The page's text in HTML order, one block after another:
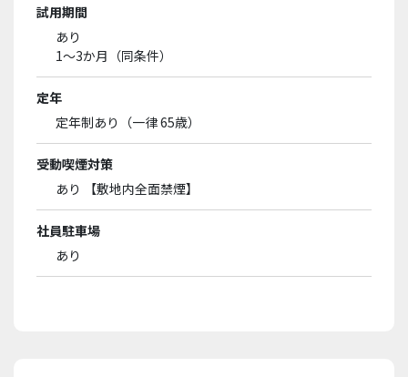
試用期間
あり
1～3か月（同条件）
定年
定年制あり（一律 65歳）
受動喫煙対策
あり 【敷地内全面禁煙】
社員駐車場
あり